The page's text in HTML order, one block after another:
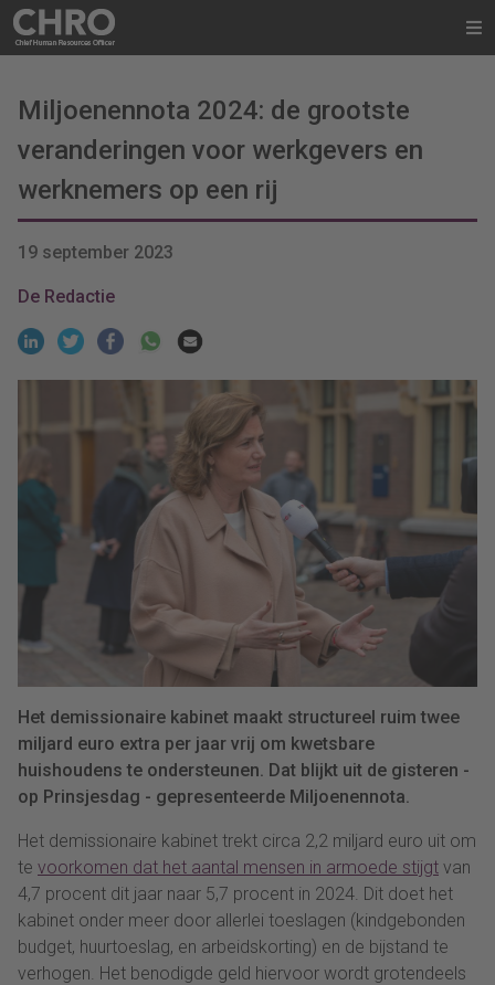
Miljoenennota 2024: de grootste
veranderingen voor werkgevers en
werknemers op een rij
19 september 2023
De Redactie
Het demissionaire kabinet maakt structureel ruim twee
miljard euro extra per jaar vrij om kwetsbare
huishoudens te ondersteunen. Dat blijkt uit de gisteren -
op Prinsjesdag - gepresenteerde Miljoenennota.
Het demissionaire kabinet trekt circa 2,2 miljard euro uit om
te voorkomen dat het aantal mensen in armoede stijgt van
4,7 procent dit jaar naar 5,7 procent in 2024. Dit doet het
kabinet onder meer door allerlei toeslagen (kindgebonden
budget, huurtoeslag, en arbeidskorting) en de bijstand te
verhogen. Het benodigde geld hiervoor wordt grotendeels